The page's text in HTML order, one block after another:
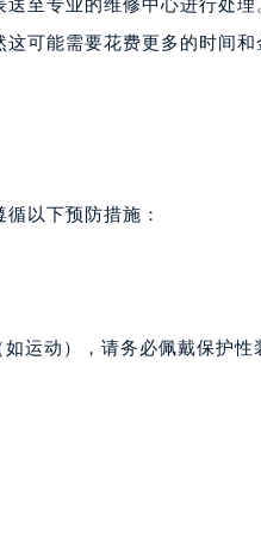
至专业的维修中心进行处
可能需要花费更多的时间
以下预防措施：
运动），请务必佩戴保护性